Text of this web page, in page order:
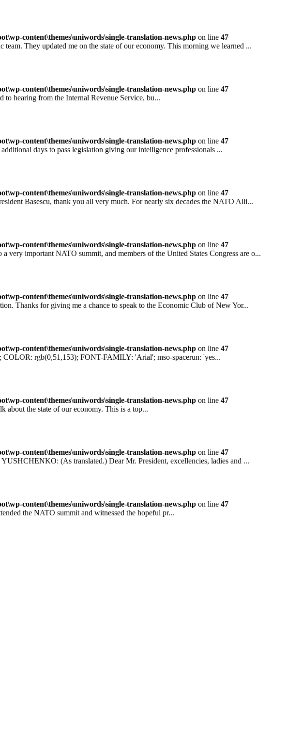
content\themes\uniwords\single-translation-news.php on line 47
They updated me on the state of our economy. This morning we learned ...
content\themes\uniwords\single-translation-news.php on line 47
hearing from the Internal Revenue Service, bu...
content\themes\uniwords\single-translation-news.php on line 47
days to pass legislation giving our intelligence professionals ...
content\themes\uniwords\single-translation-news.php on line 47
Basescu, thank you all very much. For nearly six decades the NATO Alli...
content\themes\uniwords\single-translation-news.php on line 47
important NATO summit, and members of the United States Congress are o...
content\themes\uniwords\single-translation-news.php on line 47
for giving me a chance to speak to the Economic Club of New Yor...
content\themes\uniwords\single-translation-news.php on line 47
rgb(0,51,153); FONT-FAMILY: 'Arial'; mso-spacerun: 'yes...
content\themes\uniwords\single-translation-news.php on line 47
the state of our economy. This is a top...
content\themes\uniwords\single-translation-news.php on line 47
(As translated.) Dear Mr. President, excellencies, ladies and ...
content\themes\uniwords\single-translation-news.php on line 47
the NATO summit and witnessed the hopeful pr...